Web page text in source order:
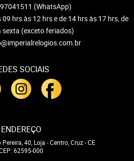
(WhatsApp)
hrs às 12 hrs e de 14 hrs às 17 hrs, de
sexta (exceto feriados)
SOCIAIS
ENDEREÇO
40, Loja -Centro, Cruz-CE
62595-000